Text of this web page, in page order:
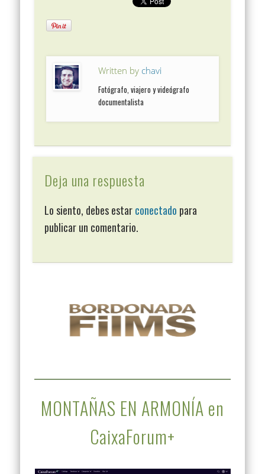
Written by chavi
Fotógrafo, viajero y videógrafo
documentalista
Deja una respuesta
Lo siento, debes estarconectado para
publicar un comentario.
MONTAÑAS EN ARMONÍA en
CaixaForum+